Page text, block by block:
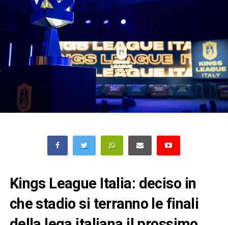
Kings League Italia: deciso in
che stadio si terranno le finali